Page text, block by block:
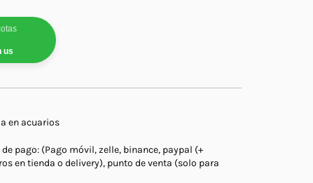
us
en acuarios
pago: (Pago móvil, zelle, binance, paypal (+
en tienda o delivery), punto de venta (solo para